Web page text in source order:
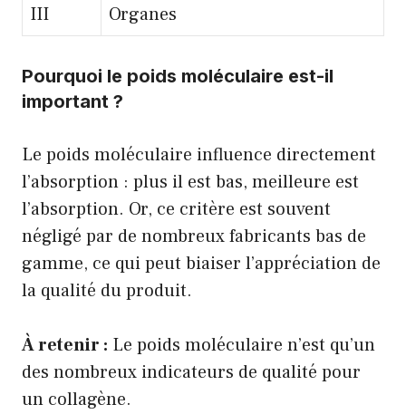
III
Organes
Pourquoi le poids moléculaire est-il
important ?
Le poids moléculaire influence directement
l’absorption : plus il est bas, meilleure est
l’absorption. Or, ce critère est souvent
négligé par de nombreux fabricants bas de
gamme, ce qui peut biaiser l’appréciation de
la qualité du produit.
À retenir : Le poids moléculaire n’est qu’un
des nombreux indicateurs de qualité pour
un collagène.